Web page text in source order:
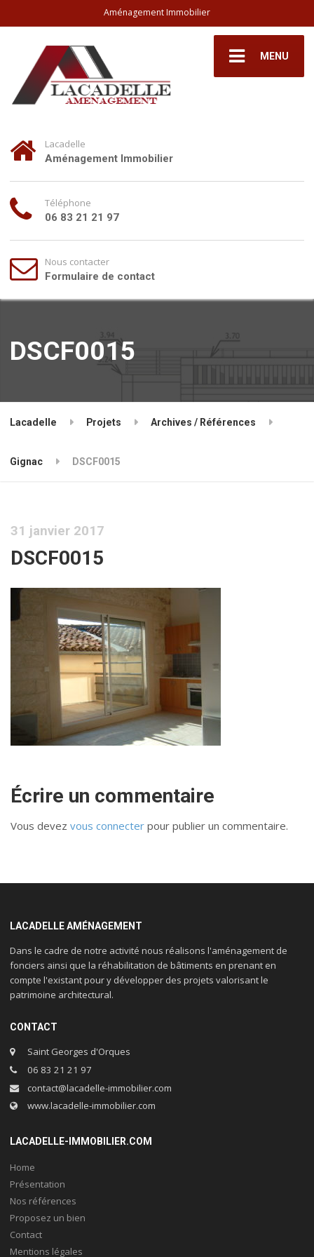
Aménagement Immobilier
MENU
Lacadelle
Aménagement Immobilier
Téléphone
06 83 21 21 97
Nous contacter
Formulaire de contact
DSCF0015
Lacadelle Projets Archives / Références
Gignac DSCF0015
31 janvier 2017
DSCF0015
Écrire un commentaire
Vous devez vous connecter pour publier un commentaire.
LACADELLE AMÉNAGEMENT
Dans le cadre de notre activité nous réalisons l'aménagement de
fonciers ainsi que la réhabilitation de bâtiments en prenant en
compte l'existant pour y développer des projets valorisant le
patrimoine architectural.
CONTACT
Saint Georges d'Orques
06 83 21 21 97
contact@lacadelle-immobilier.com
www.lacadelle-immobilier.com
LACADELLE-IMMOBILIER.COM
Home
Présentation
Nos références
Proposez un bien
Contact
Mentions légales